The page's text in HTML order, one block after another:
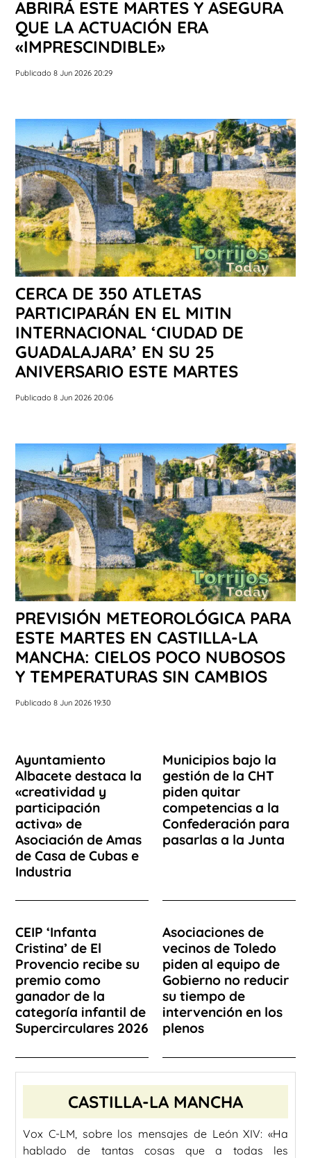
ABRIRÁ ESTE MARTES Y ASEGURA
QUE LA ACTUACIÓN ERA
«IMPRESCINDIBLE»
Publicado 8 Jun 2026 20:29
CERCA DE 350 ATLETAS
PARTICIPARÁN EN EL MITIN
INTERNACIONAL ‘CIUDAD DE
GUADALAJARA’ EN SU 25
ANIVERSARIO ESTE MARTES
Publicado 8 Jun 2026 20:06
PREVISIÓN METEOROLÓGICA PARA
ESTE MARTES EN CASTILLA-LA
MANCHA: CIELOS POCO NUBOSOS
Y TEMPERATURAS SIN CAMBIOS
Publicado 8 Jun 2026 19:30
Ayuntamiento
Albacete destaca la
«creatividad y
participación
activa» de
Asociación de Amas
de Casa de Cubas e
Industria
Municipios bajo la
gestión de la CHT
piden quitar
competencias a la
Confederación para
pasarlas a la Junta
CEIP ‘Infanta
Cristina’ de El
Provencio recibe su
premio como
ganador de la
categoría infantil de
Supercirculares 2026
Asociaciones de
vecinos de Toledo
piden al equipo de
Gobierno no reducir
su tiempo de
intervención en los
plenos
CASTILLA-LA MANCHA
Vox C-LM, sobre los mensajes de León XIV: «Ha
hablado de tantas cosas que a todas les